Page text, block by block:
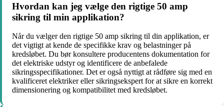
Hvordan kan jeg vælge den rigtige 50 amp
sikring til min applikation?
Når du vælger den rigtige 50 amp sikring til din applikation, er
det vigtigt at kende de specifikke krav og belastninger på
kredsløbet. Du bør konsultere producentens dokumentation for
det elektriske udstyr og identificere de anbefalede
sikringsspecifikationer. Det er også nyttigt at rådføre sig med en
kvalificeret elektriker eller sikringsekspert for at sikre en korrekt
dimensionering og kompatibilitet med kredsløbet.